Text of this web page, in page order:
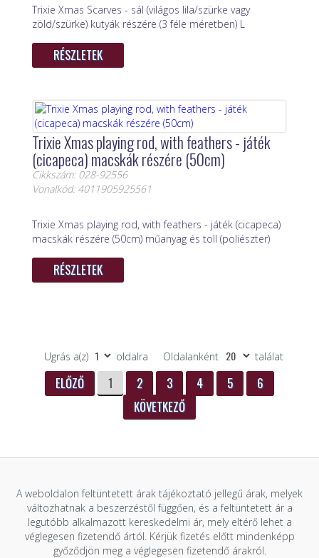
Trixie Xmas Scarves - sál (világos lila/szürke vagy
zöld/szürke) kutyák részére (3 féle méretben) L
RÉSZLETEK
Trixie Xmas playing rod, with feathers - játék
(cicapeca) macskák részére (50cm)
Cikkszám: 028-92556
Vonalkód: 4011905925561
Trixie Xmas playing rod, with feathers - játék (cicapeca)
macskák részére (50cm) műanyag és toll (poliészter)
RÉSZLETEK
Oldalanként találat
Ugrás a(z) oldalra
ELŐZŐ 1 2 3 4 5
6
KÖVETKEZŐ
A weboldalon feltüntetett árak tájékoztató jellegű árak, melyek
változhatnak a beszerzéstől függően, és a feltüntetett ár a
legutóbb alkalmazott kereskedelmi ár, mely eltérő lehet a
véglegesen fizetendő ártól. Kérjük fizetés előtt mindenképp
győződjön meg a véglegesen fizetendő árakról.